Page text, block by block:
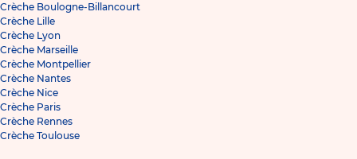
Crèche Boulogne-Billancourt
Crèche Lille
Crèche Lyon
Crèche Marseille
Crèche Montpellier
Crèche Nantes
Crèche Nice
Crèche Paris
Crèche Rennes
Crèche Toulouse